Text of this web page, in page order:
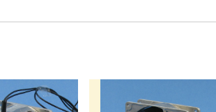
Φ14
Φ16
Φ25
Φ30
Φ40(44)
Φ50(54)
Φ60
Φ64
Φ16 NJC Φ16
Φ20 NJC Φ20
Φ24 NJC Φ24
Φ28 NJC Φ28
Φ32 NJC Φ32
Φ20
Φ24
Φ20
Φ24
Φ28
Φ32
Φ12
Φ14
Φ16
Φ20
Φ25
Φ30
Φ40
Φ50
Φ14
Φ16
Φ20
Φ25
Φ30
Φ40
Φ12
Φ16
Φ21
Φ25
Φ13
Φ16
Φ21
Φ25Φ13
Φ16
Φ21
Φ25
Φ30
Φ90
Φ120
Φ200